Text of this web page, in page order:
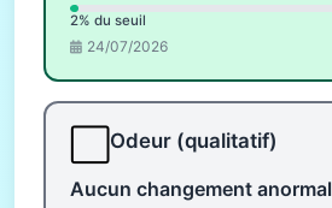
2% du seuil
24/07/2026
Odeur (qualitatif)
Aucun changement anormal